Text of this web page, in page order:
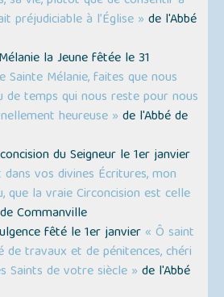
préjudiciable à l’Église » de l'Abbé
la Jeune fêtée le 31
Sainte Mélanie, faites que nous
de temps qui nous reste pour nous
heureuse » de l'Abbé de
du Seigneur le 1er janvier
vos divines Écritures, mon
que la vraie Circoncision est celle
Commanville
fêté le 1er janvier « Ô saint
de travaux et de pénitences, chéri
Saints de votre siècle » de l'Abbé